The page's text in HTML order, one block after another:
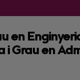
en
i Grau en